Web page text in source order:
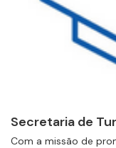
Secretaria de
Com a missão de